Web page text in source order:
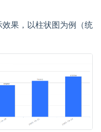
果，以柱状图为例（统